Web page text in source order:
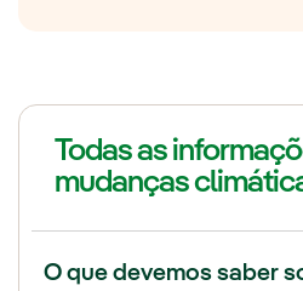
Todas as
mudanças
O que devemos saber